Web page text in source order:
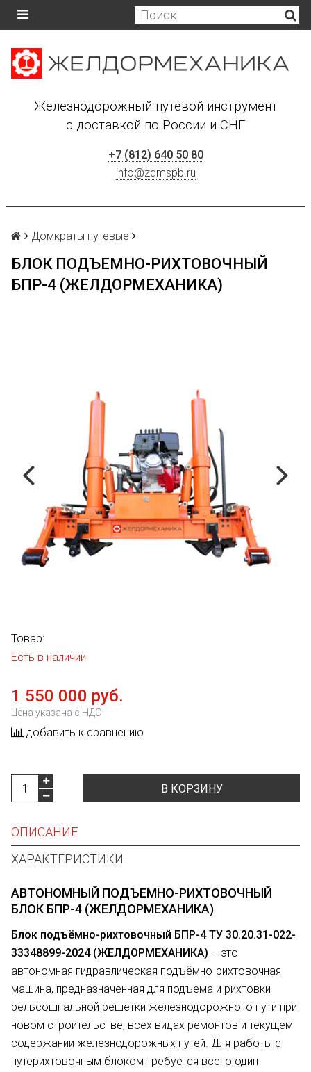
Железнодорожный путевой инструмент
с доставкой по России и СНГ
+7 (812) 640 50 80
info@zdmspb.ru
Домкраты путевые
БЛОК ПОДЪЕМНО-РИХТОВОЧНЫЙ
БПР-4 (ЖЕЛДОРМЕХАНИКА)
Товар:
Есть в наличии
1 550 000 руб.
Цена указана с НДС
добавить к сравнению
В КОРЗИНУ
ОПИСАНИЕ
ХАРАКТЕРИСТИКИ
АВТОНОМНЫЙ ПОДЪЕМНО-РИХТОВОЧНЫЙ
БЛОК БПР-4 (ЖЕЛДОРМЕХАНИКА)
Блок подъёмно-рихтовочный БПР-4ТУ 30.20.31-022-
33348899-2024 (ЖЕЛДОРМЕХАНИКА) – это
автономная гидравлическая подъёмно-рихтовочная
машина, предназначенная для подъема и рихтовки
рельсошпальной решетки железнодорожного пути при
новом строительстве, всех видах ремонтов и текущем
содержании железнодорожных путей. Для работы с
путерихтовочным блоком требуется всего один